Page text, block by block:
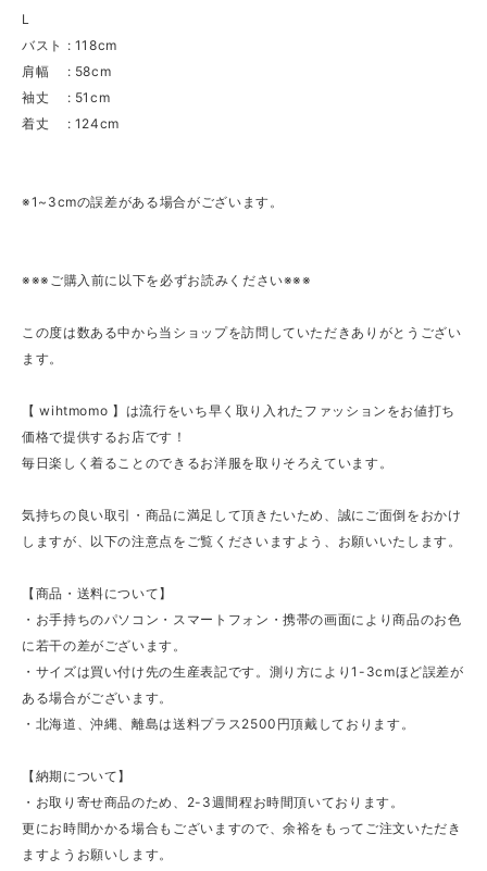
L
バスト : 118cm
肩幅 : 58cm
袖丈 : 51cm
着丈 : 124cm
※1~3cmの誤差がある場合がございます。
※※※ご購入前に以下を必ずお読みください※※※
この度は数ある中から当ショップを訪問していただきありがとうござい
ます。
【 wihtmomo 】は流行をいち早く取り入れたファッションをお値打ち
価格で提供するお店です！
毎日楽しく着ることのできるお洋服を取りそろえています。
気持ちの良い取引・商品に満足して頂きたいため、誠にご面倒をおかけ
しますが、以下の注意点をご覧くださいますよう、お願いいたします。
【商品・送料について】
・お手持ちのパソコン・スマートフォン・携帯の画面により商品のお色
に若干の差がございます。
・サイズは買い付け先の生産表記です。測り方により1-3cmほど誤差が
ある場合がございます。
・北海道、沖縄、離島は送料プラス2500円頂戴しております。
【納期について】
・お取り寄せ商品のため、2-3週間程お時間頂いております。
更にお時間かかる場合もございますので、余裕をもってご注文いただき
ますようお願いします。